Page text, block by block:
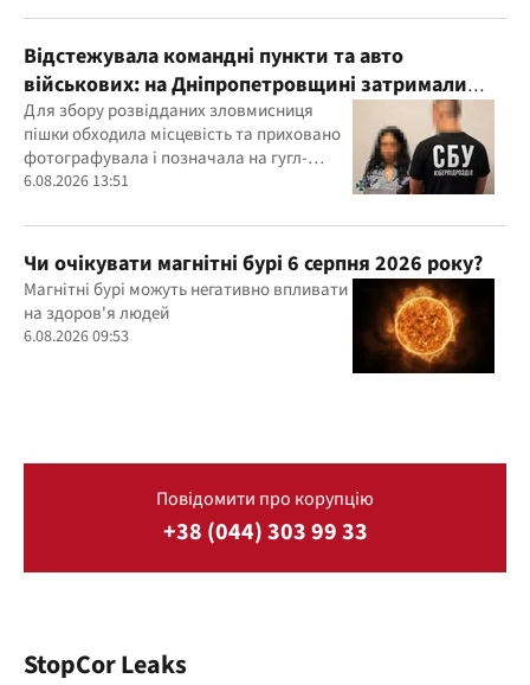
Відстежувала командні пункти та авто
військових: на Дніпропетровщині затримали
агентку ФСБ
Для збору розвідданих зловмисниця
пішки обходила місцевість та приховано
фотографувала і позначала на гугл-
картах об’єкти
6.08.2026 13:51
Чи очікувати магнітні бурі 6 серпня 2026 року?
Магнітні бурі можуть негативно впливати
на здоров'я людей
6.08.2026 09:53
Повідомити про корупцію
+38 (044) 303 99 33
StopCor Leaks